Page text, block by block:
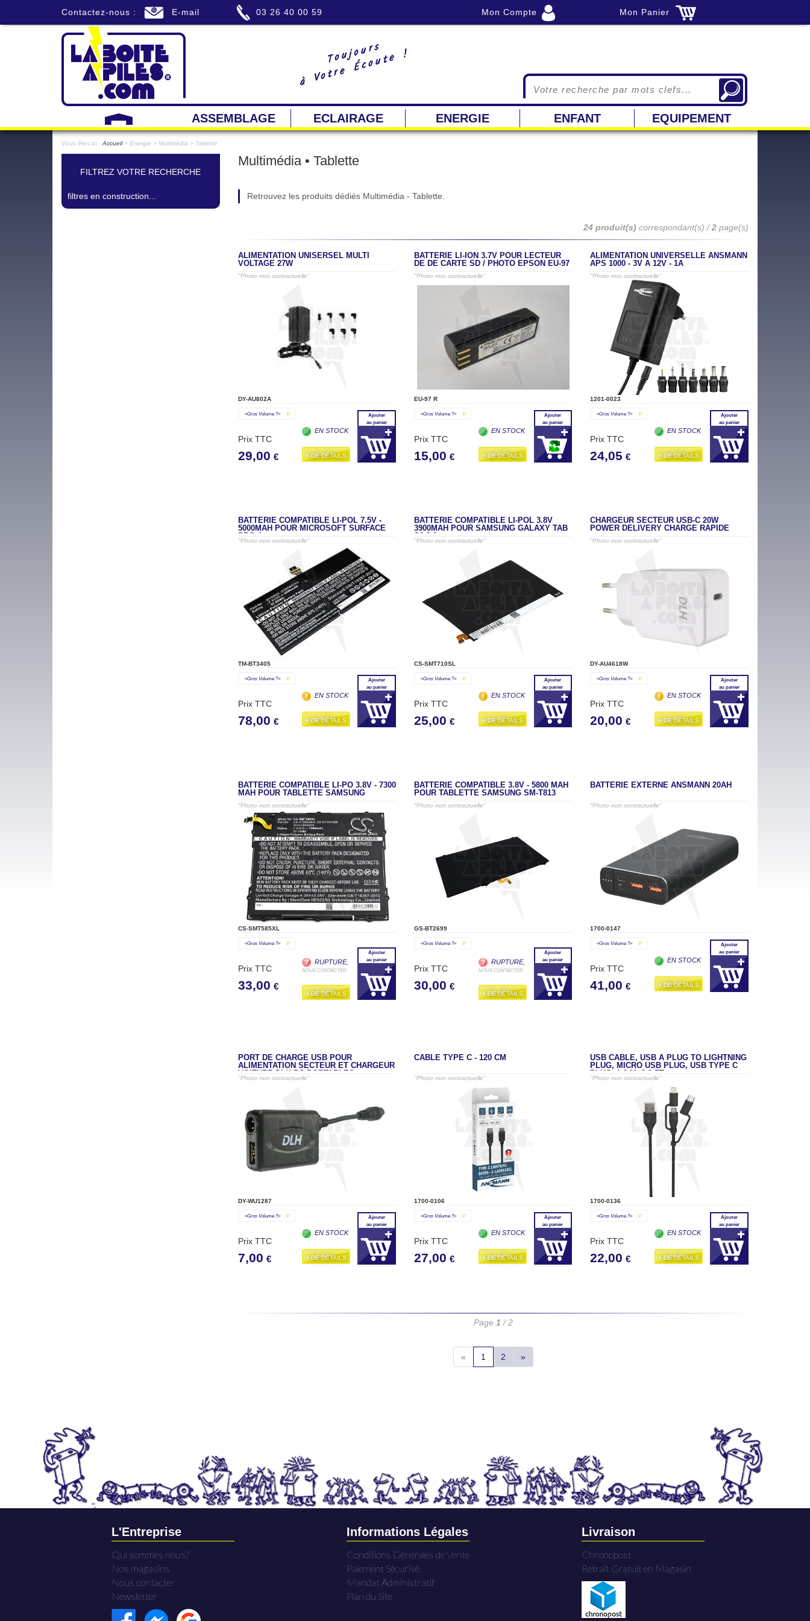
Contactez-nous : E-mail 03 26 40 00 59 Mon Compte Mon Panier
Toujours
à Votre Écoute !
ASSEMBLAGE ECLAIRAGE ENERGIE ENFANT EQUIPEMENT
Vous êtes ici : Accueil> Energie > Multimédia > Tablette
FILTREZ VOTRE RECHERCHE
filtres en construction...
Multimédia • Tablette
Retrouvez les produits dédiés Multimédia - Tablette.
24 produit(s) correspondant(s) /2 page(s)
ALIMENTATION UNISERSEL MULTI
VOLTAGE 27W
"Photo non contractuelle"
DY-AU802A
«gros Volume ?» V
Prix TTC
29,00 €
EN STOCK
+ DE DÉTAILS
Ajouter
au panier
BATTERIE LI-ION 3.7V POUR LECTEUR
DE DE CARTE SD / PHOTO EPSON EU-97
"Photo non contractuelle"
EU-97 R
«gros Volume ?» V
Prix TTC
15,00 €
EN STOCK
+ DE DÉTAILS
Ajouter
au panier
ALIMENTATION UNIVERSELLE ANSMANN
APS 1000 - 3V A 12V - 1A
"Photo non contractuelle"
1201-0023
«gros Volume ?» V
Prix TTC
24,05 €
EN STOCK
+ DE DÉTAILS
Ajouter
au panier
BATTERIE COMPATIBLE LI-POL 7.5V -
5000MAH POUR MICROSOFT SURFACE
"Photo non contractuelle"
TM-BT3405
«gros Volume ?» V
Prix TTC
78,00 €
EN STOCK
+ DE DÉTAILS
Ajouter
au panier
BATTERIE COMPATIBLE LI-POL 3.8V
3900MAH POUR SAMSUNG GALAXY TAB
"Photo non contractuelle"
CS-SMT710SL
«gros Volume ?» V
Prix TTC
25,00 €
EN STOCK
+ DE DÉTAILS
Ajouter
au panier
CHARGEUR SECTEUR USB-C 20W
POWER DELIVERY CHARGE RAPIDE
"Photo non contractuelle"
DY-AU4618W
«gros Volume ?» V
Prix TTC
20,00 €
EN STOCK
+ DE DÉTAILS
Ajouter
au panier
BATTERIE COMPATIBLE LI-PO 3.8V - 7300
MAH POUR TABLETTE SAMSUNG
"Photo non contractuelle"
CS-SMT585XL
«gros Volume ?» V
Prix TTC
33,00 €
RUPTURE,
NOUS CONTACTER
+ DE DÉTAILS
Ajouter
au panier
BATTERIE COMPATIBLE 3.8V - 5800 MAH
POUR TABLETTE SAMSUNG SM-T813
"Photo non contractuelle"
GS-BT2699
«gros Volume ?» V
Prix TTC
30,00 €
RUPTURE,
NOUS CONTACTER
+ DE DÉTAILS
Ajouter
au panier
BATTERIE EXTERNE ANSMANN 20AH
"Photo non contractuelle"
1700-0147
«gros Volume ?» V
Prix TTC
41,00 €
EN STOCK
+ DE DÉTAILS
Ajouter
au panier
PORT DE CHARGE USB POUR
ALIMENTATION SECTEUR ET CHARGEUR
"Photo non contractuelle"
DY-WU1287
«gros Volume ?» V
Prix TTC
7,00 €
EN STOCK
+ DE DÉTAILS
Ajouter
au panier
CÂBLE TYPE C - 120 CM
"Photo non contractuelle"
1700-0106
«gros Volume ?» V
Prix TTC
27,00 €
EN STOCK
+ DE DÉTAILS
Ajouter
au panier
USB CABLE, USB A PLUG TO LIGHTNING
PLUG, MICRO USB PLUG, USB TYPE C
"Photo non contractuelle"
1700-0136
«gros Volume ?» V
Prix TTC
22,00 €
EN STOCK
+ DE DÉTAILS
Ajouter
au panier
Page 1 / 2
« 1 2 »
L'Entreprise
Qui sommes nous?
Nos magasins
Nous contacter
Newsletter
Informations Légales
Conditions Générales de Vente
Paiement Sécurisé
Mandat Administratif
Plan du Site
Livraison
Chronopost
Retrait Gratuit en Magasin